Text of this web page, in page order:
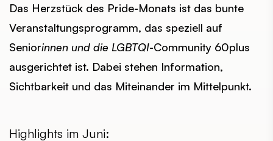
Das Herzstück des Pride-Monats ist das bunte
Veranstaltungsprogramm, das speziell auf
Seniorinnen und die LGBTQI-Community 60plus
ausgerichtet ist. Dabei stehen Information,
Sichtbarkeit und das Miteinander im Mittelpunkt.
Highlights im Juni: